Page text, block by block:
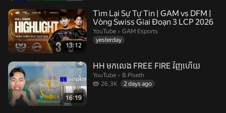
13:12
Tìm Lại Sự Tự Tin | GAM vs DFM |
Vòng Swiss Giai Đoạn 3 LCP 2026
YouTube › GAM Esports.
GAM Esports
yesterday
16:19
HH មកលេង FREE FIRE វិញហើយ
YouTube › B.Piseth.
B.Piseth
26.3K
26.3 thousand views
2 days ago